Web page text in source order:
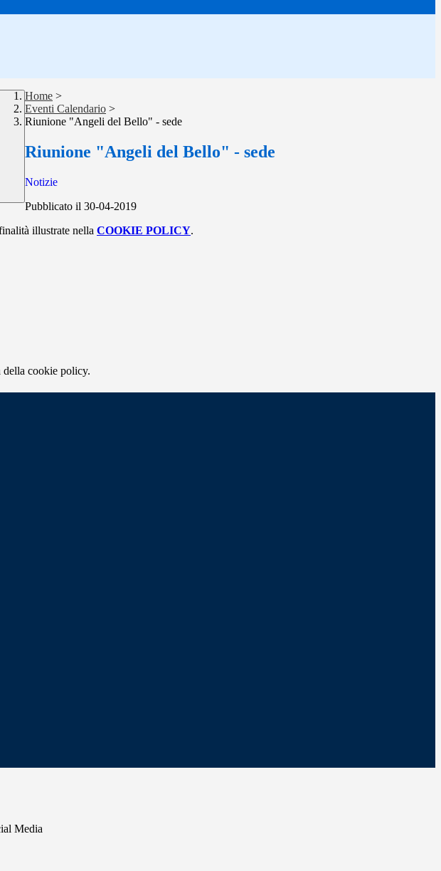
Home >
Eventi Calendario >
Riunione "Angeli del Bello" - sede
Riunione "Angeli del Bello" - sede
Notizie
Pubblicato il 30-04-2019
illustrate nella COOKIE POLICY.
della cookie policy.
Media